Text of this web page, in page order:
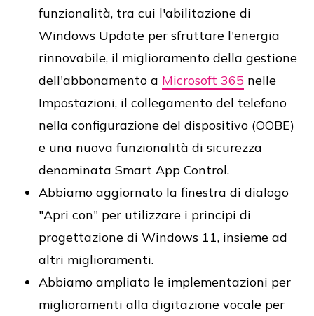
funzionalità, tra cui l'abilitazione di
Windows Update per sfruttare l'energia
rinnovabile, il miglioramento della gestione
dell'abbonamento a Microsoft 365 nelle
Impostazioni, il collegamento del telefono
nella configurazione del dispositivo (OOBE)
e una nuova funzionalità di sicurezza
denominata Smart App Control.
Abbiamo aggiornato la finestra di dialogo
"Apri con" per utilizzare i principi di
progettazione di Windows 11, insieme ad
altri miglioramenti.
Abbiamo ampliato le implementazioni per
miglioramenti alla digitazione vocale per